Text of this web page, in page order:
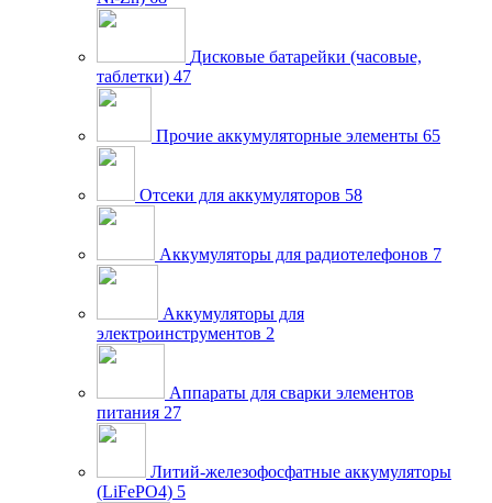
Дисковые батарейки (часовые,
таблетки) 47
Прочие аккумуляторные элементы 65
Отсеки для аккумуляторов 58
Аккумуляторы для радиотелефонов 7
Аккумуляторы для
электроинструментов 2
Аппараты для сварки элементов
питания 27
Литий-железофосфатные аккумуляторы
(LiFePO4) 5